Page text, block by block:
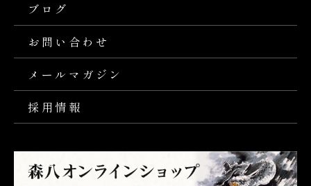
ブログ
お問い合わせ
メールマガジン
採用情報